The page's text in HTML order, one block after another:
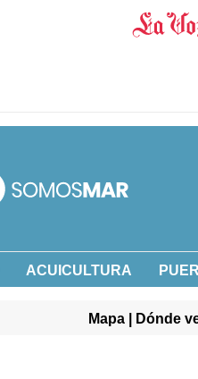
ACUICULTURA
Mapa | Dónde